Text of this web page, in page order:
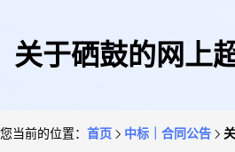
关于硒鼓的网上
您当前的位置： 首页 中标｜合同公告